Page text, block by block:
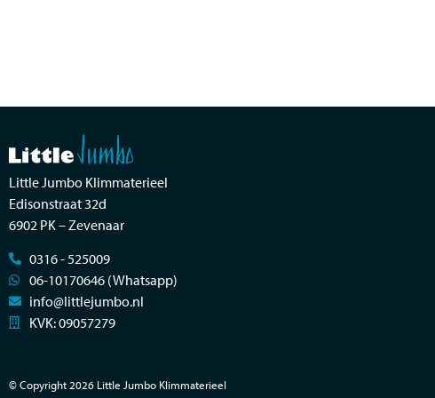
Little Jumbo Klimmaterieel
Edisonstraat 32d
6902 PK – Zevenaar
0316 - 525009
06-10170646 (Whatsapp)
info@littlejumbo.nl
KVK: 09057279
© Copyright 2026 Little Jumbo Klimmaterieel